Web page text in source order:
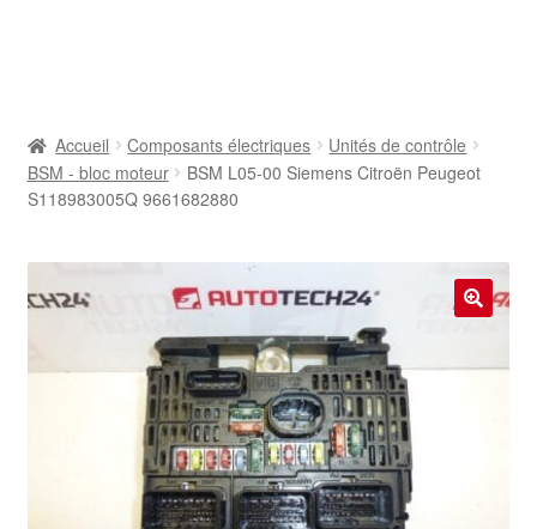
Contact
Livraison internationale
Mon compte
Accueil Composants électriques
Unités de contrôle
BSM - bloc moteur
BSM L05-00 Siemens Citroën Peugeot
S118983005Q 9661682880